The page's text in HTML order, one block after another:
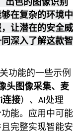
在复杂的环境中
让潜在的安全威
深入了解这款智
功能的一些示例
头图像采集、麦
连接）、AI 处理
能。 应用中可能
完整实现智能安